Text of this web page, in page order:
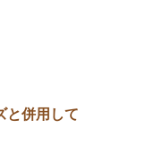
と併用して